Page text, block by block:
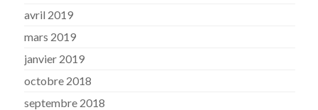
avril 2019
mars 2019
janvier 2019
octobre 2018
septembre 2018